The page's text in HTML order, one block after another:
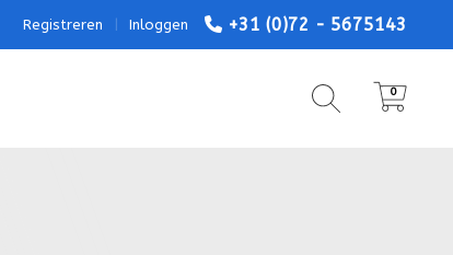
+31 (0)72 - 5675143
Inloggen
Registreren
0